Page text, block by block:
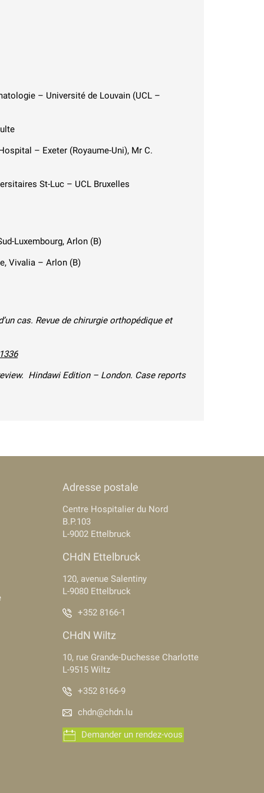
– Université de Louvain (UCL –
– Exeter (Royaume-Uni), Mr C.
St-Luc – UCL Bruxelles
Luxembourg, Arlon (B)
Vivalia – Arlon (B)
cas. Revue de chirurgie orthopédique et
. Hindawi Edition – London. Case reports
Adresse postale
Centre Hospitalier du Nord
B.P.103
L-9002 Ettelbruck
CHdN Ettelbruck
120, avenue Salentiny
L-9080 Ettelbruck
+352 8166-1
CHdN Wiltz
10, rue Grande-Duchesse Charlotte
L-9515 Wiltz
+352 8166-9
chdn@chdn.lu
Demander un rendez-vous